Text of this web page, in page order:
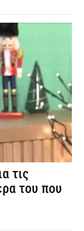
τις
του που